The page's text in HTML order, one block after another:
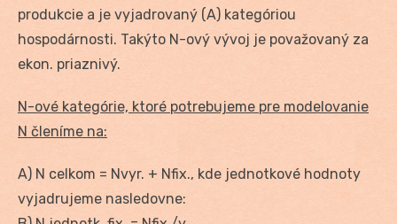
produkcie a je vyjadrovaný (A) kategóriou
hospodárnosti. Takýto N-ový vývoj je považovaný za
ekon. priaznivý.
N-ové kategórie, ktoré potrebujeme pre modelovanie
N členíme na:
A) N celkom = Nvyr. + Nfix., kde jednotkové hodnoty
vyjadrujeme nasledovne: